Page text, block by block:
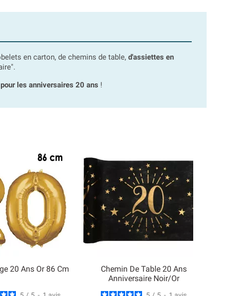
en carton, de chemins de table, d'assiettes en
les anniversaires 20 ans !
20 Ans Or 86 Cm
Chemin De Table 20 Ans
Anniversaire Noir/Or